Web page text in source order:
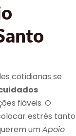
cotidianas se
fiáveis. O
estrés tanto
um Apoio